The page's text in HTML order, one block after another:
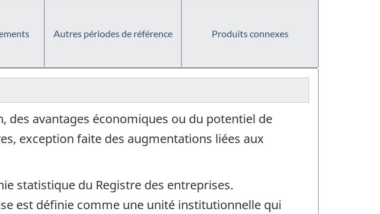
Autres périodes de référence Produits connexes
des avantages économiques ou du potentiel de
exception faite des augmentations liées aux
statistique du Registre des entreprises.
est définie comme une unité institutionnelle qui